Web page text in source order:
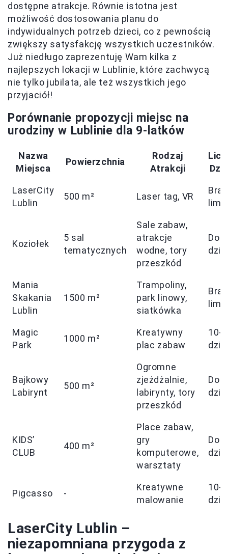
dostępne atrakcje. Równie istotna jest
możliwość dostosowania planu do
indywidualnych potrzeb dzieci, co z pewnością
zwiększy satysfakcję wszystkich uczestników.
Już niedługo zaprezentuję Wam kilka z
najlepszych lokacji w Lublinie, które zachwycą
nie tylko jubilata, ale też wszystkich jego
przyjaciół!
Porównanie propozycji miejsc na
urodziny w Lublinie dla 9-latków
Nazwa
Miejsca
Powierzchnia
Rodzaj
Atrakcji
LaserCity
Lublin
500 m² Laser tag, VR
Brak
Koziołek
5 sal
tematycznych
Sale zabaw,
atrakcje
wodne, tory
przeszkód
Do
Mania
Skakania
Lublin
1500 m²
Trampoliny,
park linowy,
siatkówka
Brak
Magic
Park
1000 m²
Kreatywny
plac zabaw
10-
Bajkowy
Labirynt
500 m²
Ogromne
zjeżdżalnie,
labirynty, tory
przeszkód
Do
KIDS’
CLUB
400 m²
Place zabaw,
gry
komputerowe,
warsztaty
Do
Pigcasso -
Kreatywne
malowanie
10-
LaserCity Lublin –
niezapomniana przygoda z